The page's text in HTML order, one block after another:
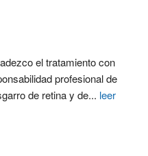
el tratamiento con
profesional de
de retina y de... leer